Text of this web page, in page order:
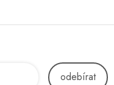
odebírat